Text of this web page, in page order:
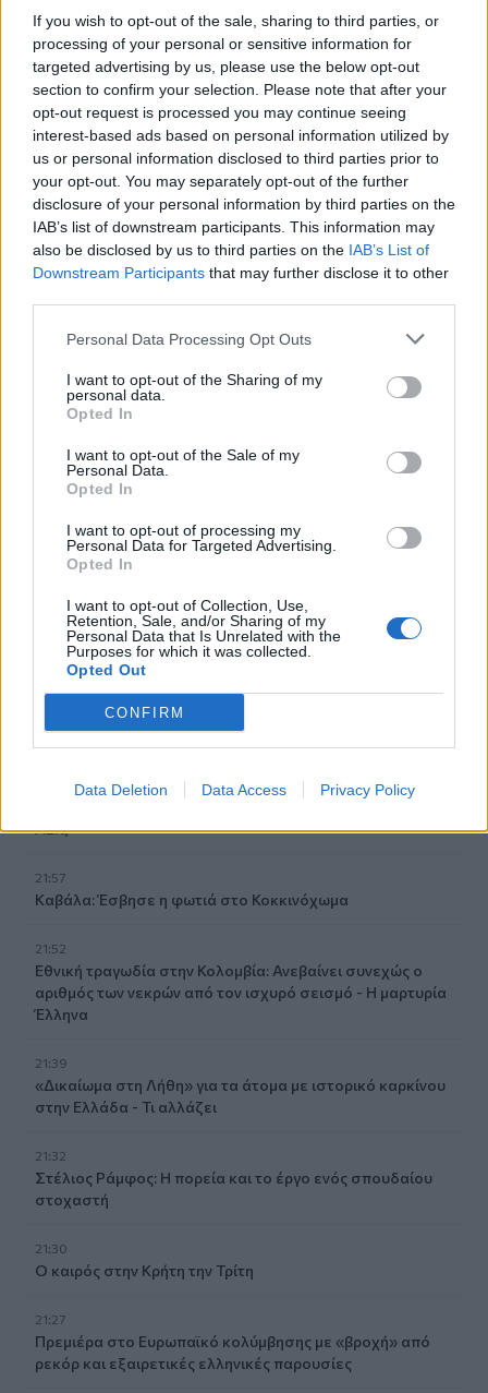
If you wish to opt-out of the sale, sharing to third parties, or
processing of your personal or sensitive information for
targeted advertising by us, please use the below opt-out
section to confirm your selection. Please note that after your
opt-out request is processed you may continue seeing
interest-based ads based on personal information utilized by
us or personal information disclosed to third parties prior to
your opt-out. You may separately opt-out of the further
disclosure of your personal information by third parties on the
IAB’s list of downstream participants. This information may
also be disclosed by us to third parties on the IAB’s List of
Downstream Participants that may further disclose it to other
Personal Data Processing Opt Outs
I want to opt-out of the Sharing of my
personal data.
Opted In
I want to opt-out of the Sale of my
Personal Data.
Opted In
I want to opt-out of processing my
Personal Data for Targeted Advertising.
Opted In
I want to opt-out of Collection, Use,
Retention, Sale, and/or Sharing of my
Personal Data that Is Unrelated with the
Purposes for which it was collected.
Opted Out
CONFIRM
Data Deletion Data Access Privacy Policy
Γίνε ο ρεπόρτερ του CRETALIVE
ΣΤΕΊΛΕ ΤΗΝ ΕΊΔΗΣΗ
Ροή ειδήσεων Δημοφιλή
Σουηδία: Λείψανα εγκύου γυναίκας 9.000 ετών
23:07
22:53
μικροσκόπιο των ελέγχων και η Κρήτη
Άδωνις Γεωργιάδης για την πτώση τμήματος οροφής στο
Βενιζέλειο: «Παιδιά, χαλαρώστε»
22:32
Κολομβία: Σε κατάσταση έκτακτης ανάγκης η χώρα μετά
τον ισχυρό σεισμό με τους 100 και πλέον νεκρούς
Σούπερ Καπ: Sold out ο ΟΦΗ, αλλά υπάρχει κόσμος
ΑΕΚ;
21:57
Καβάλα: Έσβησε η φωτιά στο Κοκκινόχωμα
21:52
Εθνική τραγωδία στην Κολομβία: Ανεβαίνει συνεχώς ο
αριθμός των νεκρών από τον ισχυρό σεισμό - Η μαρτυρία
Έλληνα
21:39
«Δικαίωμα στη Λήθη» για τα άτομα με ιστορικό καρκίνου
στην Ελλάδα - Τι αλλάζει
21:32
Στέλιος Ράμφος: Η πορεία και το έργο ενός σπουδαίου
στοχαστή
21:30
Ο καιρός στην Κρήτη την Τρίτη
21:27
Πρεμιέρα στο Ευρωπαϊκό κολύμβησης με «βροχή» από
ρεκόρ και εξαιρετικές ελληνικές παρουσίες